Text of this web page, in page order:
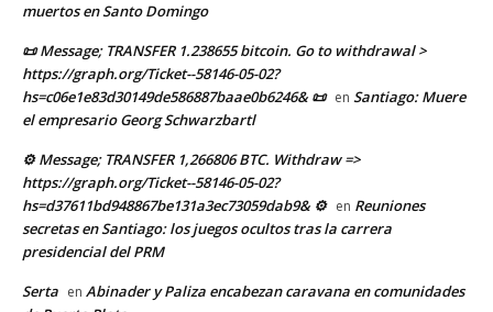
muertos en Santo Domingo
📜 Message; TRANSFER 1.238655 bitcoin. Go to withdrawal >
https://graph.org/Ticket--58146-05-02?
hs=c06e1e83d30149de586887baae0b6246& 📜 en Santiago: Muere
el empresario Georg Schwarzbartl
⚙ Message; TRANSFER 1,266806 BTC. Withdraw =>
https://graph.org/Ticket--58146-05-02?
hs=d37611bd948867be131a3ec73059dab9& ⚙ en Reuniones
secretas en Santiago: los juegos ocultos tras la carrera
presidencial del PRM
Serta en Abinader y Paliza encabezan caravana en comunidades